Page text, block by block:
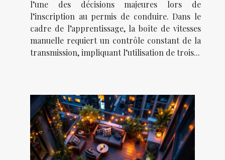
l’une des décisions majeures lors de
l’inscription au permis de conduire. Dans le
cadre de l’apprentissage, la boîte de vitesses
manuelle requiert un contrôle constant de la
transmission, impliquant l’utilisation de trois...